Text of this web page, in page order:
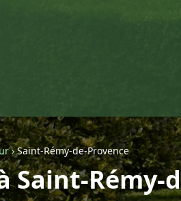
›Saint-Rémy-de-Provence
Saint-Rémy-